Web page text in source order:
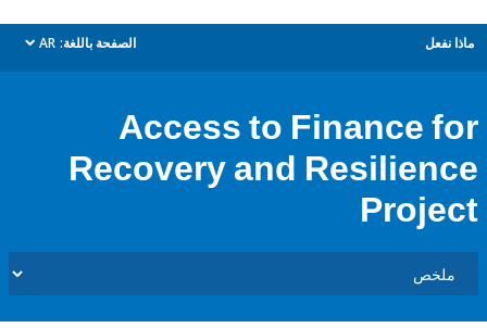
الصفحة باللغة: AR
dropdown
Access to
Recovery and